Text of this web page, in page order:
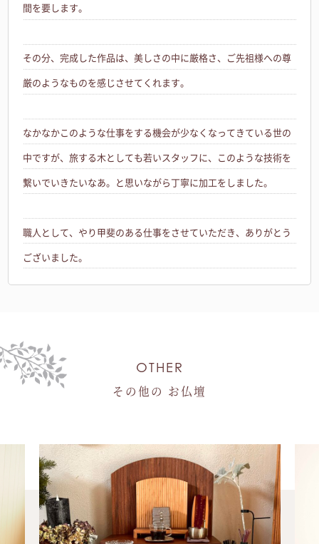
間を要します。
その分、完成した作品は、美しさの中に厳格さ、ご先祖様への尊
厳のようなものを感じさせてくれます。
なかなかこのような仕事をする機会が少なくなってきている世の
中ですが、旅する木としても若いスタッフに、このような技術を
繋いでいきたいなあ。と思いながら丁寧に加工をしました。
職人として、やり甲斐のある仕事をさせていただき、ありがとう
ございました。
OTHER
その他の お仏壇